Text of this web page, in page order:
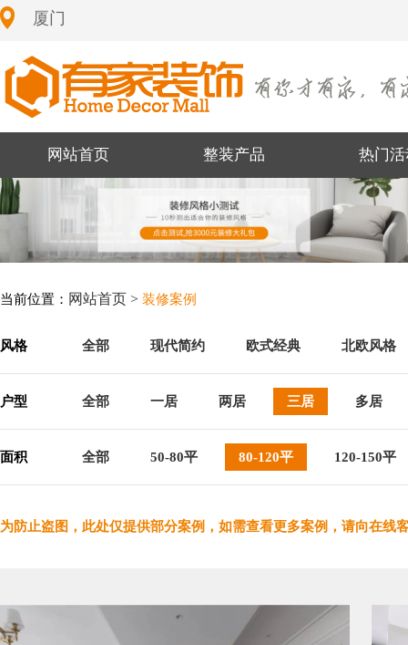
厦门
网站首页 整装产品 热门活
当前位置： 网站首页 > 装修案例
风格 全部 现代简约 欧式经典 北欧风格
户型 全部 一居 两居 三居 多居
面积 全部 50-80平 80-120平 120-150平
为防止盗图，此处仅提供部分案例，如需查看更多案例，请向在线